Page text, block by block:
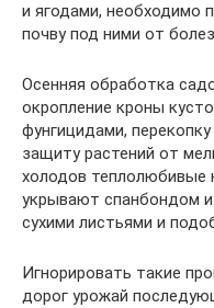
и ягодами, необходимо
почву под ними от
Осенняя обработка
окропление кроны
фунгицидами,
защиту растений от
холодов теплолюбивые
укрывают спанбондом
сухими листьями и
Игнорировать такие
дорог урожай